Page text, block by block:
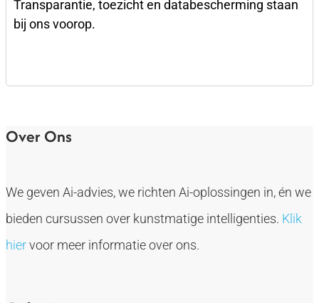
Transparantie, toezicht en databescherming staan
bij ons voorop.
Over Ons
We geven Ai-advies, we richten Ai-oplossingen in, én we
bieden cursussen over kunstmatige intelligenties. Klik
hiervoor meer informatie over ons.